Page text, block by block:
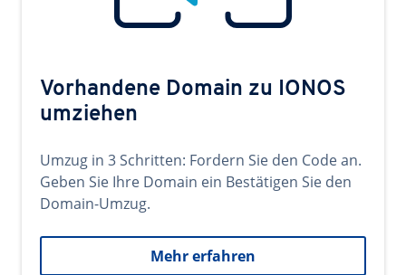
Vorhandene Domain zu IONOS
umziehen
Umzug in 3 Schritten: Fordern Sie den Code an.
Geben Sie Ihre Domain ein Bestätigen Sie den
Domain-Umzug.
Mehr erfahren